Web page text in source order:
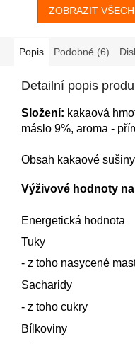
ZOBRAZIT
Popis Podobné (6)
Detailní popis
Složení: kakaová
máslo 9%, aroma -
Obsah kakaové
Výživové hodnoty na
Energetická hodnota
Tuky
- z toho nasycené
Sacharidy
- z toho cukry
Bílkoviny